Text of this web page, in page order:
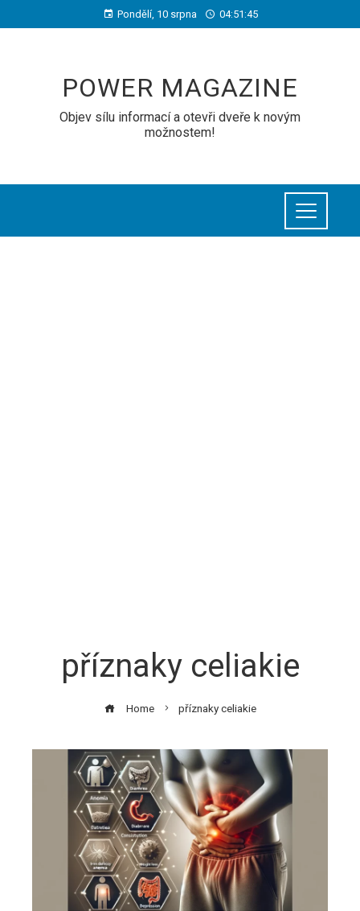
Pondělí, 10 srpna 04:51:45
POWER MAGAZINE
Objev sílu informací a otevři dveře k novým
možnostem!
příznaky celiakie
Home příznaky celiakie